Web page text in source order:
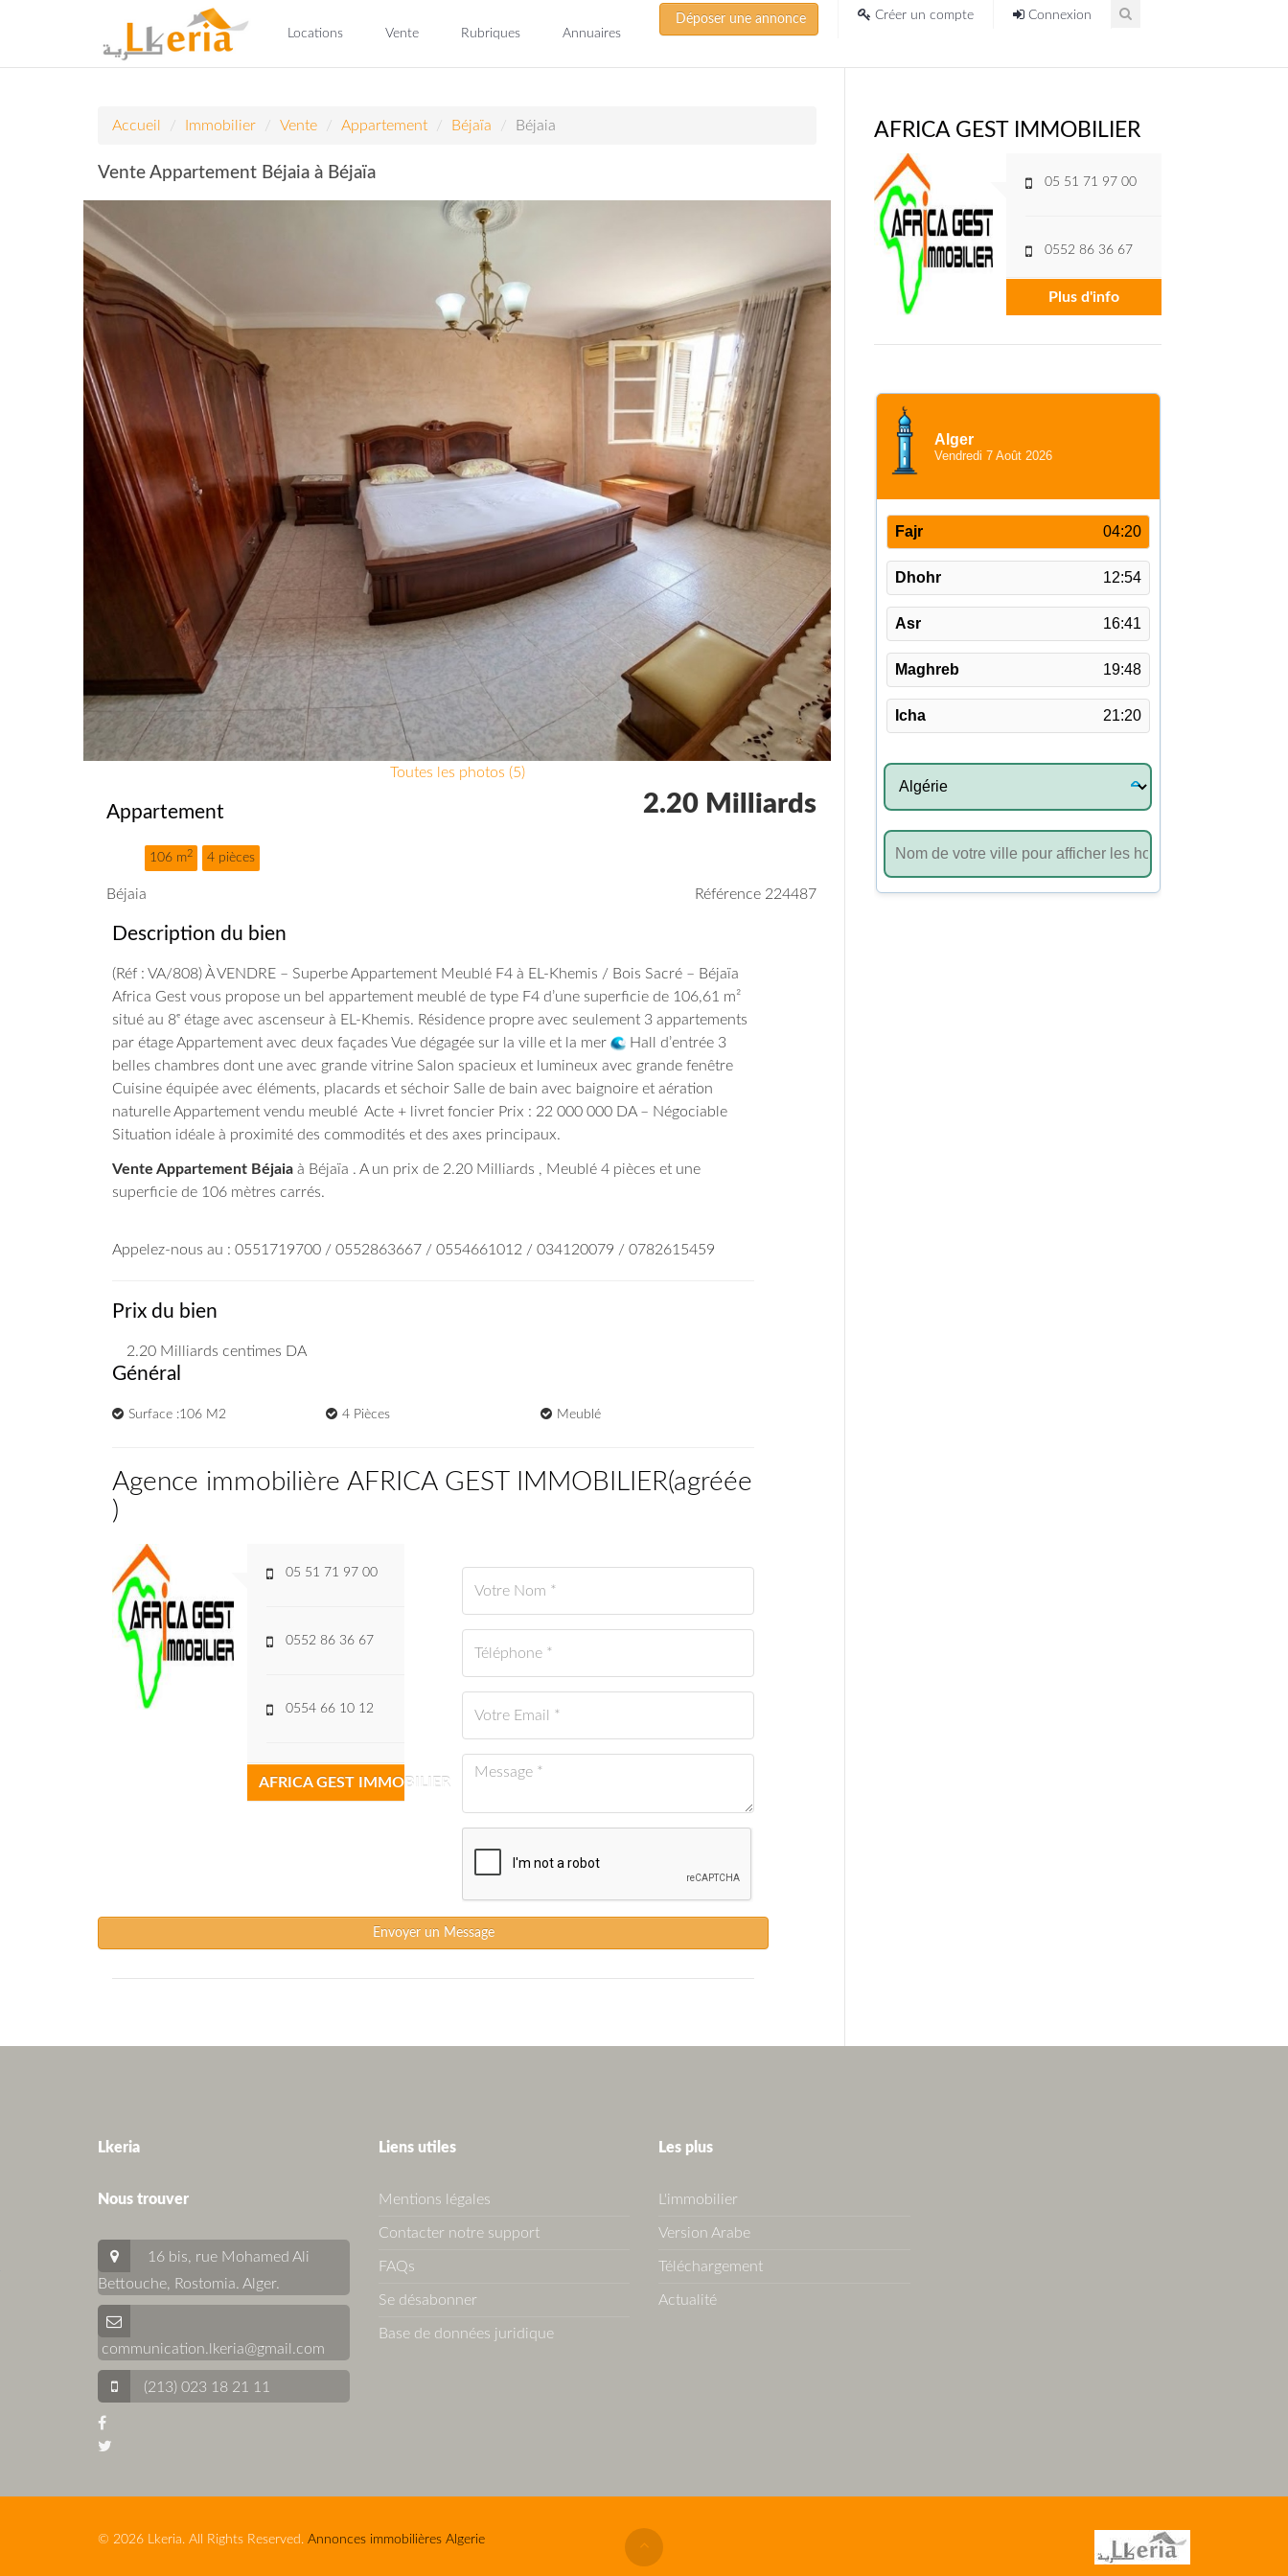
Locations Vente Rubriques Annuaires
Déposer une annonce Créer un compte Connexion
Accueil Immobilier Vente Appartement Béjaïa Béjaia
Vente Appartement Béjaia à Béjaïa
Toutes les photos (5)
Appartement
106 m2 4 pièces
2.20 Milliards
Béjaia Référence 224487
Description du bien
(Réf : VA/808)À VENDRE – Superbe Appartement Meublé F4 à EL-Khemis / Bois Sacré – Béjaïa
Africa Gest vous propose un bel appartement meublé de type F4 d’une superficie de 106,61 m²
situé au 8ᵉ étage avec ascenseur à EL-Khemis. Résidence propre avec seulement 3 appartements
par étageAppartement avec deux façades Vue dégagée sur la ville et la mer Hall d’entrée 3
belles chambres dont une avec grande vitrine Salon spacieux et lumineux avec grande fenêtre
Cuisine équipée avec éléments, placards et séchoir Salle de bain avec baignoire et aération
naturelleAppartement vendu meublé Acte + livret foncier Prix : 22 000 000 DA – Négociable
Situation idéale à proximité des commodités et des axes principaux.
Vente Appartement Béjaia à Béjaïa . A un prix de 2.20 Milliards , Meublé 4 pièces et une
superficie de 106 mètres carrés.
Appelez-nous au : 0551719700 / 0552863667 / 0554661012 / 034120079 / 0782615459
Prix du bien
2.20 Milliards centimes DA
Général
Surface :106 M2 4 Pièces Meublé
Agence immobilière AFRICA GEST IMMOBILIER(agréée
)
05 51 71 97 00
0552 86 36 67
0554 66 10 12
AFRICA GEST IMMOBILIER
Envoyer un Message
AFRICA GEST IMMOBILIER
05 51 71 97 00
0552 86 36 67
Plus d'info
Lkeria
Nous trouver
16 bis, rue Mohamed Ali
Bettouche, Rostomia. Alger.
communication.lkeria@gmail.com
(213) 023 18 21 11
Liens utiles
Mentions légales
Contacter notre support
FAQs
Se désabonner
Base de données juridique
Les plus
L'immobilier
Version Arabe
Téléchargement
Actualité
© 2026 Lkeria. All Rights Reserved. Annonces immobilières Algerie